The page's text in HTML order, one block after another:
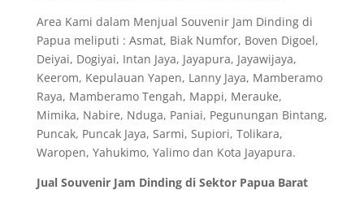
Area Kami dalam Menjual Souvenir Jam Dinding di
Papua meliputi : Asmat, Biak Numfor, Boven Digoel,
Deiyai, Dogiyai, Intan Jaya, Jayapura, Jayawijaya,
Keerom, Kepulauan Yapen, Lanny Jaya, Mamberamo
Raya, Mamberamo Tengah, Mappi, Merauke,
Mimika, Nabire, Nduga, Paniai, Pegunungan Bintang,
Puncak, Puncak Jaya, Sarmi, Supiori, Tolikara,
Waropen, Yahukimo, Yalimo dan Kota Jayapura.
Jual Souvenir Jam Dinding di Sektor Papua Barat